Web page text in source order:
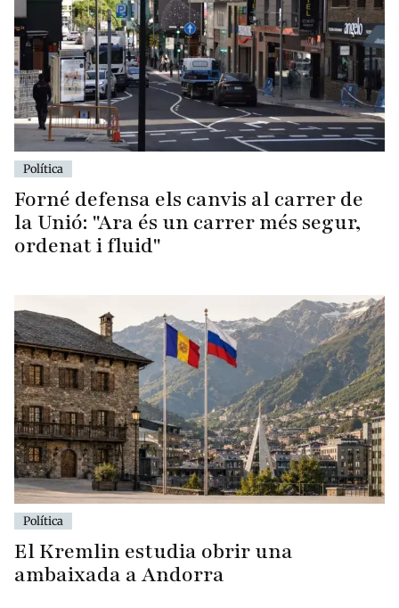
Política
Forné defensa els canvis al carrer de
la Unió: "Ara és un carrer més segur,
ordenat i fluid"
Política
El Kremlin estudia obrir una
ambaixada a Andorra